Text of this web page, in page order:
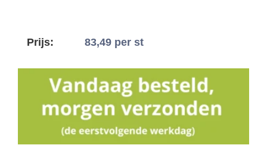
Prijs: 83,49 per st